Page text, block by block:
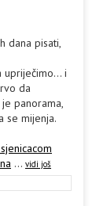
dana pisati,
upriječimo... i
da
panorama,
se mijenja.
... vidi još